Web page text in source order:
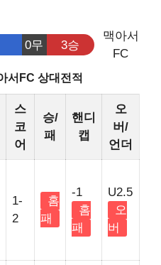
0무 3승
맥아서
FC
서FC 상대전적
스
코
어
승/
패
핸디
캡
오
버/
언더
1-
2
홈
패
-1
홈
패
U2.5
오
버